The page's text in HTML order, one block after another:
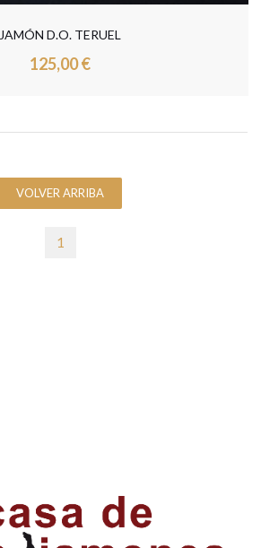
JAMÓN D.O. TERUEL
125,00 €
VOLVER ARRIBA
1